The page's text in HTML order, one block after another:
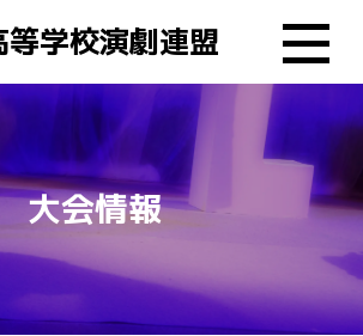
学校演劇連盟
大会情報